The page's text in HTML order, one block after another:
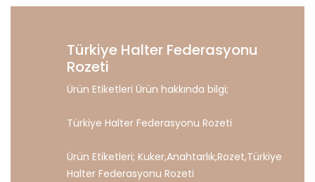
Türkiye Halter Federasyonu
Rozeti
Ürün Etiketleri Ürün hakkında bilgi;
Türkiye Halter Federasyonu Rozeti
Ürün Etiketleri; Kuker,Anahtarlık,Rozet,Türkiye
Halter Federasyonu Rozeti